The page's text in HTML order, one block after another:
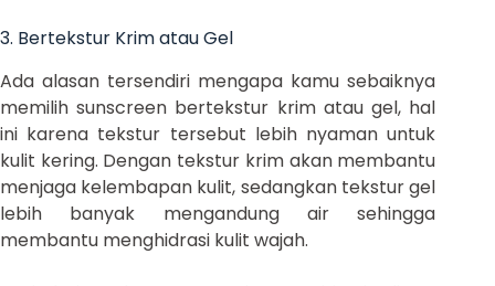
3. Bertekstur Krim atau Gel
Ada alasan tersendiri mengapa kamu sebaiknya
memilih sunscreen bertekstur krim atau gel, hal
ini karena tekstur tersebut lebih nyaman untuk
kulit kering. Dengan tekstur krim akan membantu
menjaga kelembapan kulit, sedangkan tekstur gel
lebih banyak mengandung air sehingga
membantu menghidrasi kulit wajah.